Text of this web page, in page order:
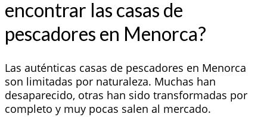
encontrar las casas de
pescadores en Menorca?
Las auténticas casas de pescadores en Menorca
son limitadas por naturaleza. Muchas han
desaparecido, otras han sido transformadas por
completo y muy pocas salen al mercado.